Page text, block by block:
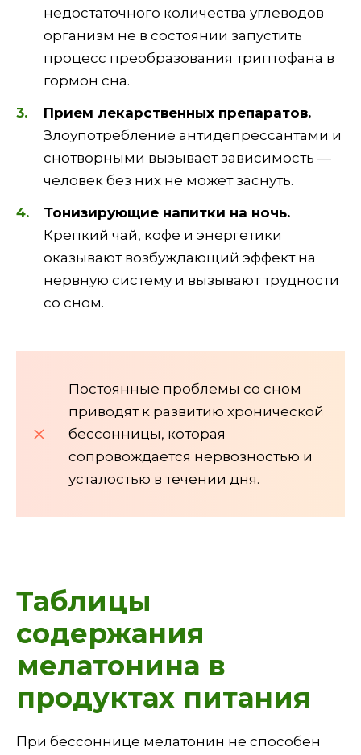
недостаточного количества углеводов
организм не в состоянии запустить
процесс преобразования триптофана в
гормон сна.
Прием лекарственных препаратов.
Злоупотребление антидепрессантами и
снотворными вызывает зависимость —
человек без них не может заснуть.
Тонизирующие напитки на ночь.
Крепкий чай, кофе и энергетики
оказывают возбуждающий эффект на
нервную систему и вызывают трудности
со сном.
Постоянные проблемы со сном
приводят к развитию хронической
бессонницы, которая
сопровождается нервозностью и
усталостью в течении дня.
Таблицы
содержания
мелатонина в
продуктах питания
При бессоннице мелатонин не способен